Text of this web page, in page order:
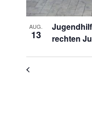
AUG.
13
rechten